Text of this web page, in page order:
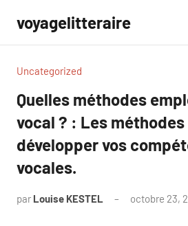
contenu
voyagelitteraire
Uncategorized
Quelles méthodes
vocal ? : Les
développer vos
vocales.
par Louise KESTEL octobre 23,